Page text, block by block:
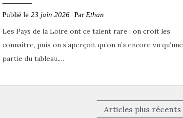
Publié le 23 juin 2026 Par Ethan
Les Pays de la Loire ont ce talent rare : on croit les
connaître, puis on s’aperçoit qu’on n’a encore vu qu’une
partie du tableau.…
Articles plus récents